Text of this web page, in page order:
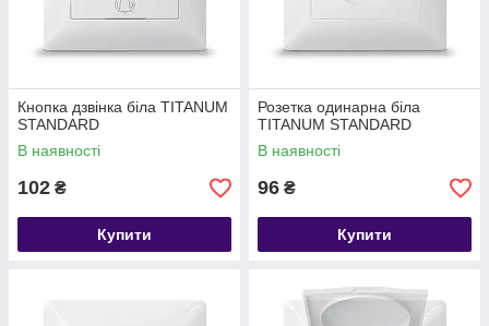
Кнопка дзвінка біла TITANUM
STANDARD
В наявності
102 ₴
Купити
Розетка одинарна біла
TITANUM STANDARD
В наявності
96 ₴
Купити